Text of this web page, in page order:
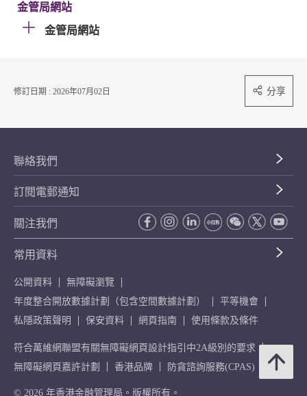
金管局網站
金管局網站
修訂日期 : 2026年07月02日 分享
聯絡我們
訂閱電郵通知
關注我們
常用資料
公開資料
無障礙瀏覽
年度整合開放數據計劃（包含空間數據計劃）
平等機會
私隱政策聲明
保安資料 網頁指南 使用條款及條件
符合萬維網聯盟有關無障礙網頁設計指引中2A級別的要求
無障礙網頁嘉許計劃
香港品牌 防貪諮詢服務(CPAS)
© 2026 年香港金融管理局。版權所有。